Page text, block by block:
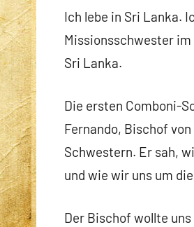
Ich lebe in Sri Lanka.
Missionsschwester im
Sri Lanka.
Die ersten Comboni-
Fernando, Bischof
Schwestern. Er sah,
und wie wir uns um
Der Bischof wollte